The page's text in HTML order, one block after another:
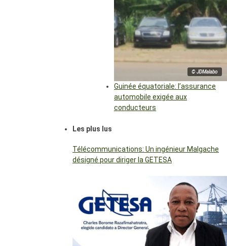
© JDMalabo
Guinée équatoriale: l’assurance
automobile exigée aux
conducteurs
Les plus lus
Télécommunications: Un ingénieur Malgache
désigné pour diriger la GETESA